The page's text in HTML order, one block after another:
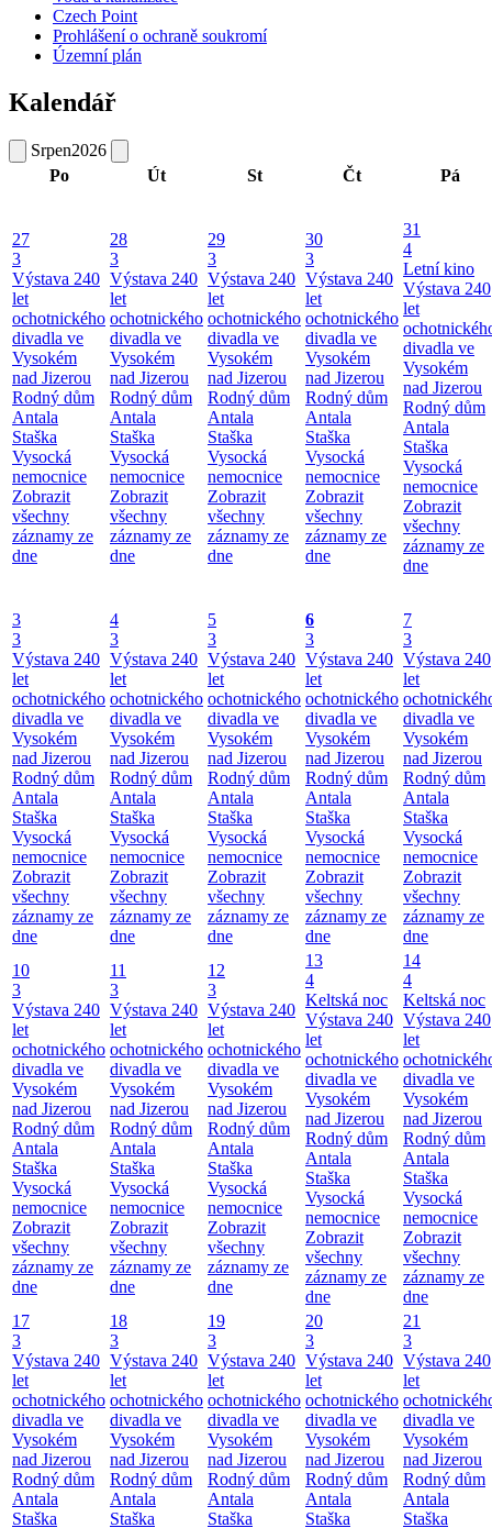
Czech Point
Prohlášení o ochraně soukromí
Územní plán
Kalendář
Srpen2026
Po
Út St Čt Pá
27
3
Výstava 240
let
ochotnického
divadla ve
Vysokém
nad Jizerou
Rodný dům
Antala
Staška
Vysocká
nemocnice
Zobrazit
všechny
záznamy ze
dne
28
3
Výstava 240
let
ochotnického
divadla ve
Vysokém
nad Jizerou
Rodný dům
Antala
Staška
Vysocká
nemocnice
Zobrazit
všechny
záznamy ze
dne
29
3
Výstava 240
let
ochotnického
divadla ve
Vysokém
nad Jizerou
Rodný dům
Antala
Staška
Vysocká
nemocnice
Zobrazit
všechny
záznamy ze
dne
30
3
Výstava 240
let
ochotnického
divadla ve
Vysokém
nad Jizerou
Rodný dům
Antala
Staška
Vysocká
nemocnice
Zobrazit
všechny
záznamy ze
dne
31
4
Letní kino
Výstava 240
let
divadla ve
Vysokém
nad Jizerou
Rodný dům
Antala
Staška
Vysocká
nemocnice
Zobrazit
všechny
záznamy ze
dne
3
3
Výstava 240
let
ochotnického
divadla ve
Vysokém
nad Jizerou
Rodný dům
Antala
Staška
Vysocká
nemocnice
Zobrazit
všechny
záznamy ze
dne
4
3
Výstava 240
let
ochotnického
divadla ve
Vysokém
nad Jizerou
Rodný dům
Antala
Staška
Vysocká
nemocnice
Zobrazit
všechny
záznamy ze
dne
5
3
Výstava 240
let
ochotnického
divadla ve
Vysokém
nad Jizerou
Rodný dům
Antala
Staška
Vysocká
nemocnice
Zobrazit
všechny
záznamy ze
dne
6
3
Výstava 240
let
ochotnického
divadla ve
Vysokém
nad Jizerou
Rodný dům
Antala
Staška
Vysocká
nemocnice
Zobrazit
všechny
záznamy ze
dne
7
3
Výstava 240
let
divadla ve
Vysokém
nad Jizerou
Rodný dům
Antala
Staška
Vysocká
nemocnice
Zobrazit
všechny
záznamy ze
dne
10
3
Výstava 240
let
ochotnického
divadla ve
Vysokém
nad Jizerou
Rodný dům
Antala
Staška
Vysocká
nemocnice
Zobrazit
všechny
záznamy ze
dne
11
3
Výstava 240
let
ochotnického
divadla ve
Vysokém
nad Jizerou
Rodný dům
Antala
Staška
Vysocká
nemocnice
Zobrazit
všechny
záznamy ze
dne
12
3
Výstava 240
let
ochotnického
divadla ve
Vysokém
nad Jizerou
Rodný dům
Antala
Staška
Vysocká
nemocnice
Zobrazit
všechny
záznamy ze
dne
13
4
Keltská noc
Výstava 240
let
ochotnického
divadla ve
Vysokém
nad Jizerou
Rodný dům
Antala
Staška
Vysocká
nemocnice
Zobrazit
všechny
záznamy ze
dne
14
4
Keltská noc
Výstava 240
let
divadla ve
Vysokém
nad Jizerou
Rodný dům
Antala
Staška
Vysocká
nemocnice
Zobrazit
všechny
záznamy ze
dne
17
3
Výstava 240
let
ochotnického
divadla ve
Vysokém
nad Jizerou
Rodný dům
Antala
Staška
18
3
Výstava 240
let
ochotnického
divadla ve
Vysokém
nad Jizerou
Rodný dům
Antala
Staška
19
3
Výstava 240
let
ochotnického
divadla ve
Vysokém
nad Jizerou
Rodný dům
Antala
Staška
20
3
Výstava 240
let
ochotnického
divadla ve
Vysokém
nad Jizerou
Rodný dům
Antala
Staška
21
3
Výstava 240
let
divadla ve
Vysokém
nad Jizerou
Rodný dům
Antala
Staška